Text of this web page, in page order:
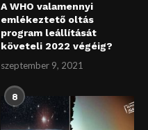
A WHO valamennyi
emlékeztető oltás
program leállítását
követeli 2022 végéig?
szeptember 9, 2021
8